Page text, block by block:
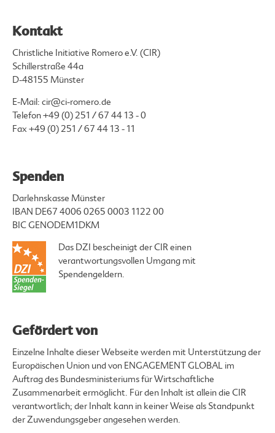
Kontakt
Christliche Initiative Romero e.V. (CIR)
Schillerstraße 44a
D-48155 Münster
E-Mail: cir@ci-romero.de
Telefon+49 (0) 251 / 67 44 13 - 0
Fax +49 (0) 251 / 67 44 13 - 11
Spenden
Darlehnskasse Münster
IBAN DE67 4006 0265 0003 1122 00
BIC GENODEM1DKM
Das DZI bescheinigt der CIR einen
verantwortungsvollen Umgang mit
Spendengeldern.
Gefördert von
Einzelne Inhalte dieser Webseite werden mit Unterstützung der
Europäischen Union und von ENGAGEMENT GLOBAL im
Auftrag des Bundesministeriums für Wirtschaftliche
Zusammenarbeit ermöglicht. Für den Inhalt ist allein die CIR
verantwortlich; der Inhalt kann in keiner Weise als Standpunkt
der Zuwendungsgeber angesehen werden.